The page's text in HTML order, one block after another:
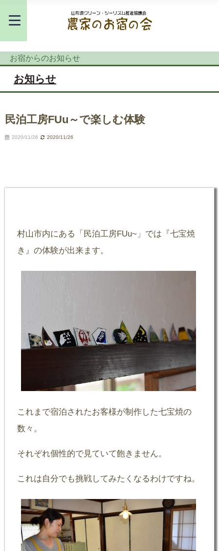
お宿からのお知らせ
お知らせ
民泊工房FUu～で楽しむ体験
2020/11/26 2020/11/26
村山市内にある「民泊工房FUu~」では『七宝焼
き』の体験が出来ます。
これまで宿泊されたお客様が制作した七宝焼の
数々。
それぞれ個性的で見ていて飽きません。
これは自分でも挑戦してみたくなるわけですね。